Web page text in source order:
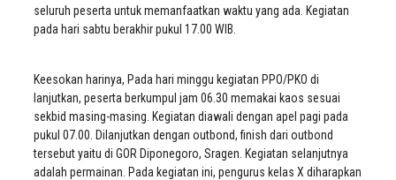
seluruh peserta untuk memanfaatkan waktu yang ada. Kegiatan
pada hari sabtu berakhir pukul 17.00 WIB.
Keesokan harinya, Pada hari minggu kegiatan PPO/PKO di
lanjutkan, peserta berkumpul jam 06.30 memakai kaos sesuai
sekbid masing-masing. Kegiatan diawali dengan apel pagi pada
pukul 07.00. Dilanjutkan dengan outbond, finish dari outbond
tersebut yaitu di GOR Diponegoro, Sragen. Kegiatan selanjutnya
adalah permainan. Pada kegiatan ini, pengurus kelas X diharapkan